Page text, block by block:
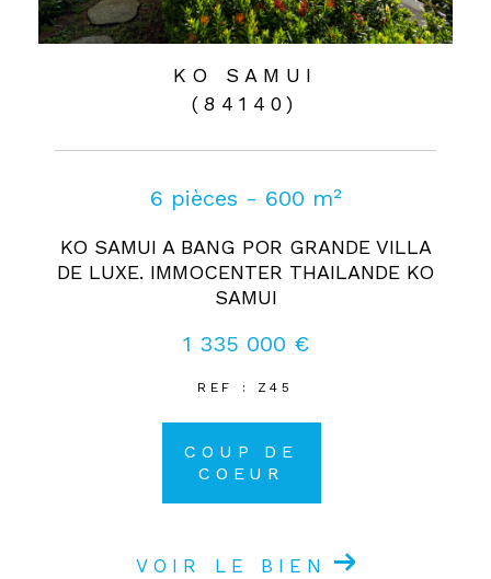
KO SAMUI
(84140)
6 pièces - 600 m²
KO SAMUI A BANG POR GRANDE VILLA
DE LUXE. IMMOCENTER THAILANDE KO
SAMUI
1 335 000 €
REF : Z45
COUP DE
COEUR
VOIR LE BIEN